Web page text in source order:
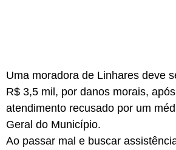
Uma moradora de Linhares deve
R$ 3,5 mil, por danos morais,
atendimento recusado por um
Geral do Município.
Ao passar mal e buscar